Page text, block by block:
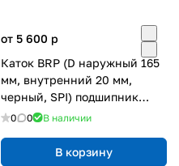
от 5 600 p
Каток BRP (D наружный 165
мм, внутренний 20 мм,
черный, SPI) подшипник
6004
0 0 В наличии
В корзину